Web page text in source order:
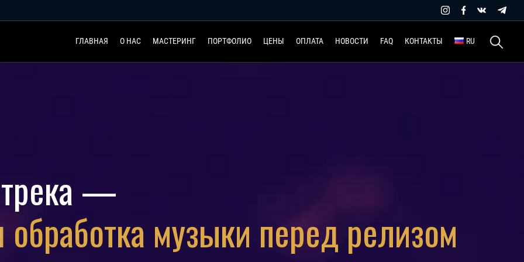
ГЛАВНАЯ О НАС МАСТЕРИНГ ПОРТФОЛИО ЦЕНЫ ОПЛАТА НОВОСТИ FAQ КОНТАКТЫ RU Найти:
—
музыки перед релизом